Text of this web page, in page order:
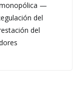
—
del
del